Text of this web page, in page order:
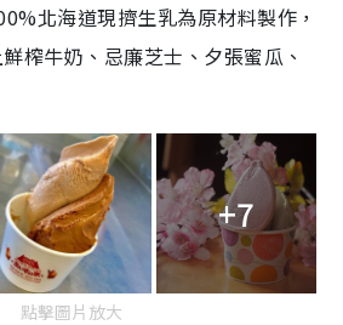
北海道現擠生乳為原材料製作，
榨牛奶、忌廉芝士、夕張蜜瓜、
+7
點擊圖片放大